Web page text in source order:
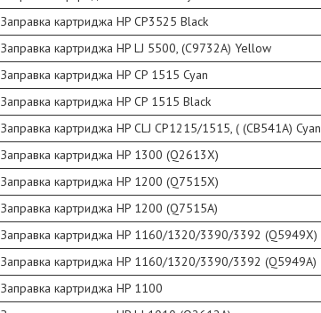
Заправка картриджа HP CP3525 Black
Заправка картриджа HP LJ 5500, (C9732A) Yellow
Заправка картриджа HP CP 1515 Cyan
Заправка картриджа HP CP 1515 Black
Заправка картриджа HP CLJ CP1215/1515, ( (CB541A) Cyan
Заправка картриджа HP 1300 (Q2613X)
Заправка картриджа HP 1200 (Q7515X)
Заправка картриджа HP 1200 (Q7515A)
Заправка картриджа HP 1160/1320/3390/3392 (Q5949X)
Заправка картриджа HP 1160/1320/3390/3392 (Q5949A)
Заправка картриджа HP 1100